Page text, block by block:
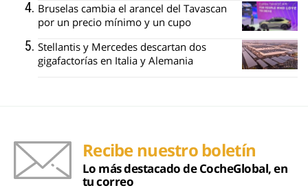
Bruselas cambia el arancel del Tavascan
por un precio mínimo y un cupo
Stellantis y Mercedes descartan dos
gigafactorías en Italia y Alemania
Recibe nuestro boletín
Lo más destacado de CocheGlobal, en
tu correo